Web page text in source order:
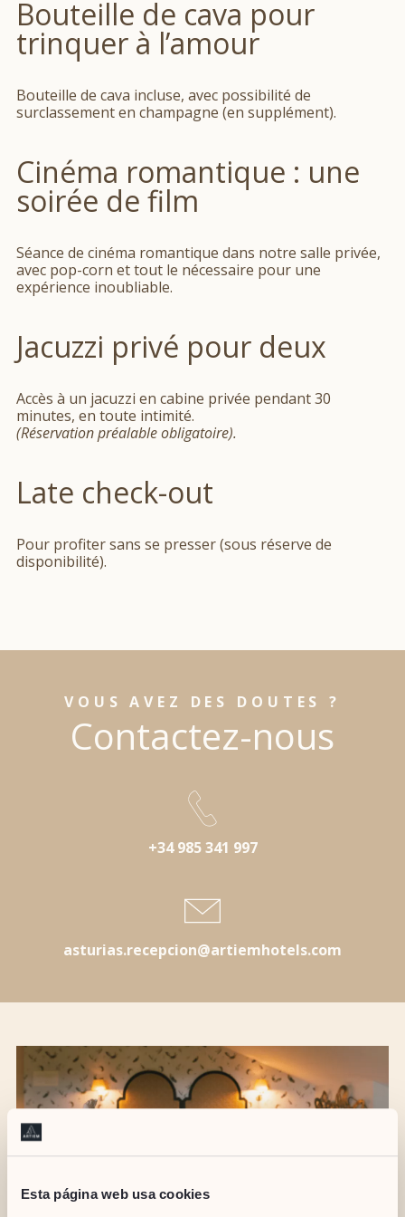
Esta página web usa cookies
Bouteille de cava pour
trinquer à l’amour
Bouteille de cava incluse, avec possibilité de
surclassement en champagne (en supplément).
Cinéma romantique : une
soirée de film
Séance de cinéma romantique dans notre salle privée,
avec pop-corn et tout le nécessaire pour une
expérience inoubliable.
Jacuzzi privé pour deux
Accès à un jacuzzi en cabine privée pendant 30
minutes, en toute intimité.
(Réservation préalable obligatoire).
Late check-out
Pour profiter sans se presser (sous réserve de
disponibilité).
VOUS AVEZ DES DOUTES ?
Contactez-nous
+34 985 341 997
asturias.recepcion@artiemhotels.com